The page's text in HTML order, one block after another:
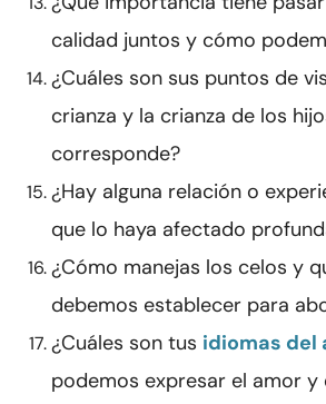
calidad juntos y cómo
¿Cuáles son sus puntos de
crianza y la crianza de los
corresponde?
¿Hay alguna relación o
que lo haya afectado
¿Cómo manejas los celos y
debemos establecer para
¿Cuáles son tus idiomas del
podemos expresar el amor y